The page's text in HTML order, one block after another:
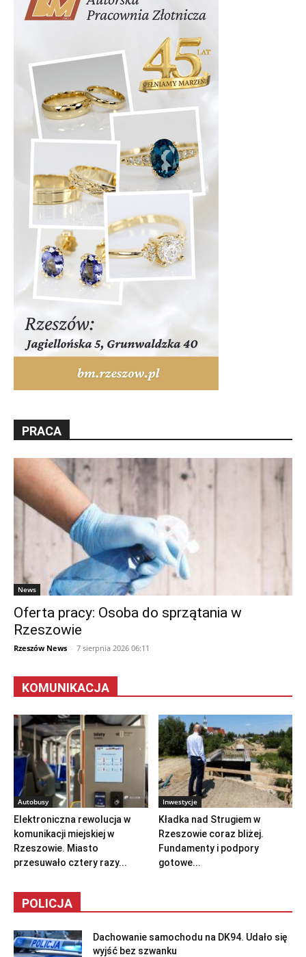
PRACA
News
Oferta pracy: Osoba do sprzątania w
Rzeszowie
Rzeszów News - 7 sierpnia 2026 06:11
KOMUNIKACJA
Autobusy
Elektroniczna rewolucja w
komunikacji miejskiej w
Rzeszowie. Miasto
przesuwało cztery razy...
Inwestycje
Kładka nad Strugiem w
Rzeszowie coraz bliżej.
Fundamenty i podpory
gotowe...
POLICJA
Dachowanie samochodu na DK94. Udało się
wyjść bez szwanku